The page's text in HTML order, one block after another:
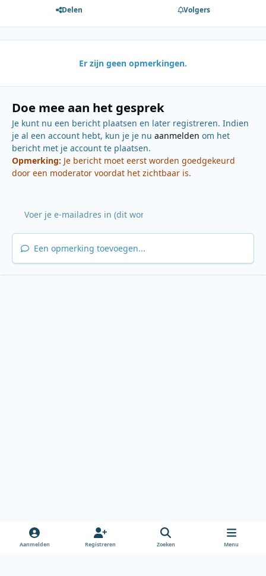
Delen Volgers
Er zijn geen opmerkingen.
Doe mee aan het gesprek
Je kunt nu een bericht plaatsen en later registreren. Indien
je al een account hebt, kun je je nu aanmelden om het
bericht met je account te plaatsen.
Opmerking: Je bericht moet eerst worden goedgekeurd
door een moderator voordat het zichtbaar is.
Een opmerking toevoegen...
Aanmelden Registreren Zoeken Menu